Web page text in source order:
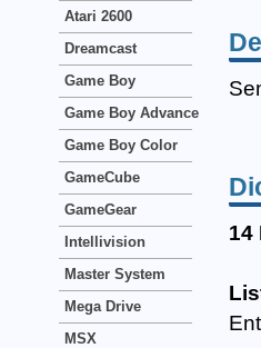
14
Atari 2600
Dreamcast
Game Boy
Game Boy Advance
Game Boy Color
GameCube
GameGear
Intellivision
Master System
Mega Drive
MSX